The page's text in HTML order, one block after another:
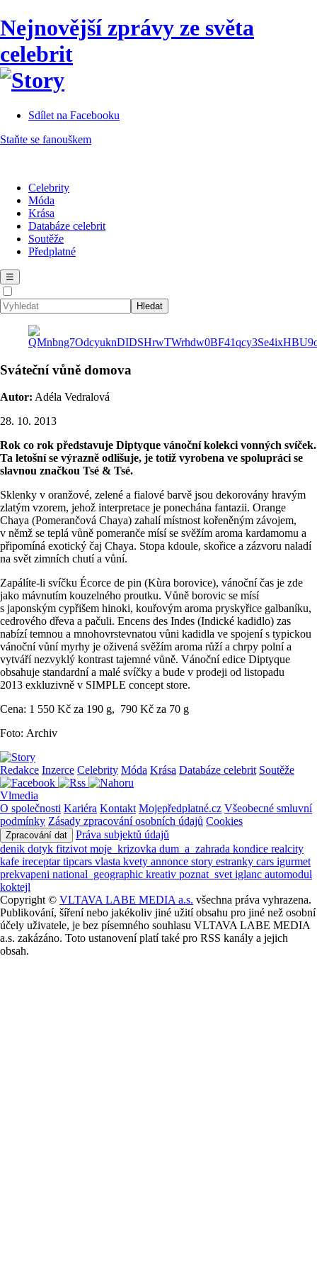
Nejnovější zprávy ze světa
celebrit
Sdílet na Facebooku
Staňte se fanouškem
Celebrity
Móda
Krása
Databáze celebrit
Soutěže
Předplatné
☰
Sváteční vůně domova
Autor: Adéla Vedralová
28. 10. 2013
Rok co rok představuje Diptyque vánoční kolekci vonných svíček.
Ta letošní se výrazně odlišuje, je totiž vyrobena ve spolupráci se
slavnou značkou Tsé & Tsé.
Sklenky v oranžové, zelené a fialové barvě jsou dekorovány hravým
zlatým vzorem, jehož interpretace je ponechána fantazii. Orange
Chaya (Pomerančová Chaya) zahalí místnost kořeněným závojem,
v němž se teplá vůně pomeranče mísí se svěžím aroma kardamomu a
připomíná exotický čaj Chaya. Stopa kdoule, skořice a zázvoru naladí
na svět zimních chutí a vůní.
Zapálíte-li svíčku Écorce de pin (Kùra borovice), vánoční čas je zde
jako mávnutím kouzelného proutku. Vůně borovic se mísí
s japonským cypřišem hinoki, kouřovým aroma pryskyřice galbaníku,
cedrového dřeva a pačuli. Encens des Indes (Indické kadidlo) zas
nabízí temnou a mnohovrstevnatou vůni kadidla ve spojení s typickou
vánoční vůní myrhy je oživená svěžím aroma růží a chrpy polní a
vytváří nezvyklý kontrast tajemné vůně. Vánoční edice Diptyque
obsahuje standardní a malé svíčky a bude v prodeji od listopadu
2013 exkluzivně v SIMPLE concept store.
Cena: 1 550 Kč za 190 g, 790 Kč za 70 g
Foto: Archiv
Redakce Inzerce Celebrity Móda Krása Databáze celebrit Soutěže
Vlmedia
O společnosti Kariéra Kontakt Mojepředplatné.cz Všeobecné smluvní
podmínky Zásady zpracování osobních údajů Cookies
Zpracování dat
Práva subjektů údajů
denik dotyk fitzivot moje_krizovka dum_a_zahrada kondice realcity
kafe ireceptartipcars vlasta kvety annonce story estranky cars igurmet
prekvapeni national_geographic kreativ poznat_svet iglanc automodul
koktejl
Copyright © VLTAVA LABE MEDIA a.s. všechna práva vyhrazena.
Publikování, šíření nebo jakékoliv jiné užití obsahu pro jiné než osobní
účely uživatele, je bez písemného souhlasu VLTAVA LABE MEDIA
a.s. zakázáno. Toto ustanovení platí také pro RSS kanály a jejich
obsah.